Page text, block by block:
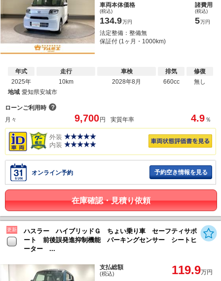
車両本体価格
(税込)
134.9万円
諸費用
(税込)
5万円
法定整備：整備無
保証付 (1ヶ月・1000km)
年式
2025年
走行
10km
車検
2028年8月
排気
660cc
修復
無し
地域 愛知県安城市
ローンご利用時 ？
月々
9,700円 実質年率 4.9 ％
外装
内装
オンライン予約 予約空き情報を見る
在庫確認・見積り依頼
更新
ハスラー ハイブリッドＧ ちょい乗り車 セーフティサポ
ート 前後誤発進抑制機能 パーキングセンサー シートヒ
ーター ...
支払総額
(税込) 119.9万円